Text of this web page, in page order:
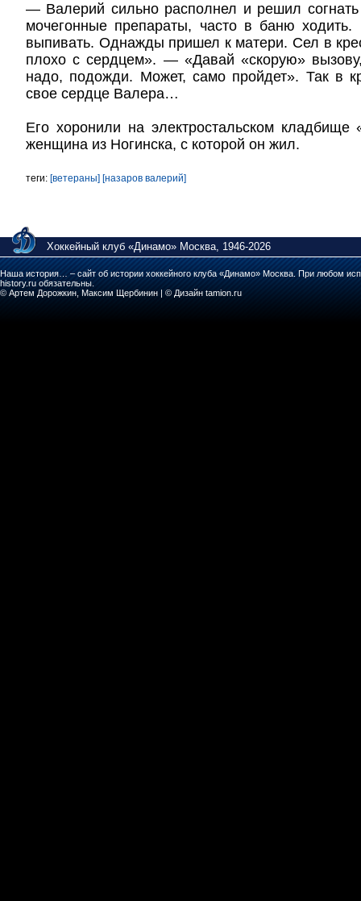
— Валерий сильно располнел и решил
мочегонные препараты, часто в баню
выпивать. Однажды пришел к матери. Сел в
плохо с сердцем». — «Давай «скорую»
надо, подожди. Может, само пройдет». Так в
свое сердце Валера…
Его хоронили на электростальском
женщина из Ногинска, с которой он жил.
теги: [ветераны] [назаров валерий]
Хоккейный клуб «Динамо» Москва, 1946-2026
Наша история… – сайт об истории хоккейного клуба «Динамо» Москва. При любом
history.ru обязательны.
© Артем Дорожкин, Максим Щербинин | © Дизайн tamion.ru